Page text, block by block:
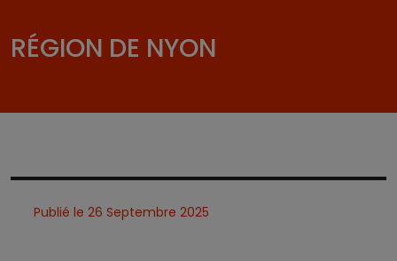
RÉGION DE NYON
Publié le 26 Septembre 2025